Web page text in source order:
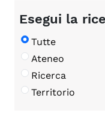
Esegui la
Tutte
Ateneo
Ricerca
Territorio